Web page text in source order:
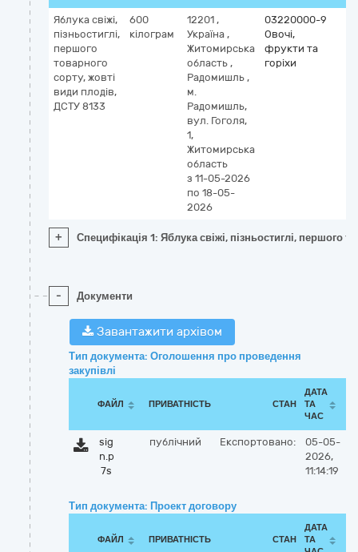
Яблука свіжі,
пізньостиглі,
першого
товарного
сорту, жовті
види плодів,
ДСТУ 8133
600
кілограм
12201 ,
Україна ,
Житомирська
область ,
Радомишль ,
м.
Радомишль,
вул. Гоголя,
1,
Житомирська
область
з 11-05-2026
по 18-05-
2026
03220000-9
Овочі,
фрукти та
горіхи
+ Специфікація 1: Яблука свіжі, пізньостиглі, першого
- Документи
Завантажити архівом
Тип документа: Оголошення про проведення
закупівлі
ФАЙЛ ПРИВАТНІСТЬ СТАН
ДАТА
ТА
ЧАС
sig
n.p
7s
публічний Експортовано:
05-05-
2026,
11:14:19
Тип документа: Проект договору
ФАЙЛ ПРИВАТНІСТЬ СТАН
ДАТА
ТА